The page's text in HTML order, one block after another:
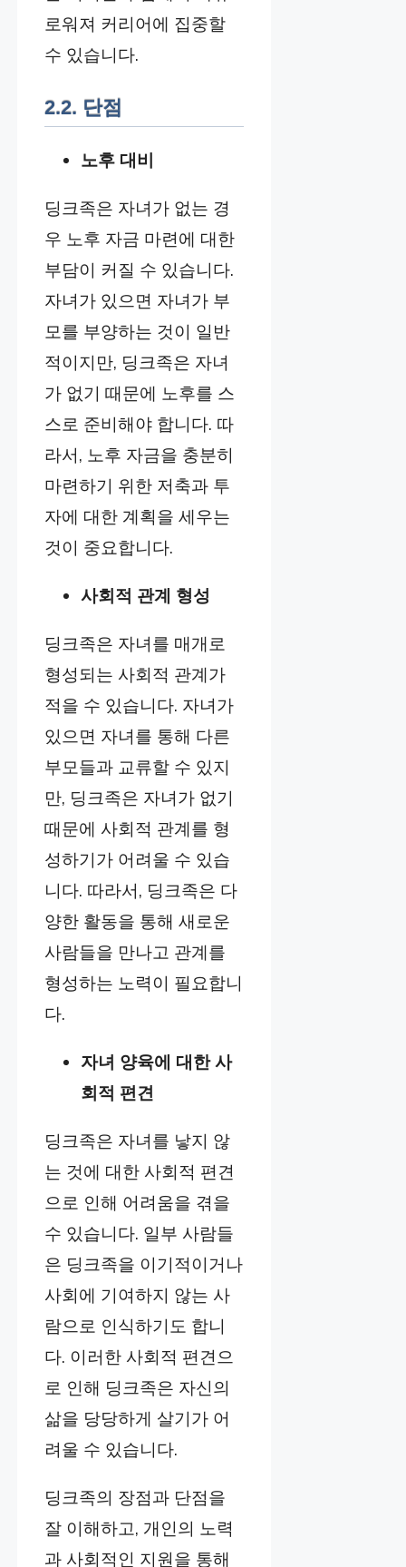
로워져 커리어에 집중할
수 있습니다.
2.2. 단점
노후 대비
딩크족은 자녀가 없는 경
우 노후 자금 마련에 대한
부담이 커질 수 있습니다.
자녀가 있으면 자녀가 부
모를 부양하는 것이 일반
적이지만, 딩크족은 자녀
가 없기 때문에 노후를 스
스로 준비해야 합니다. 따
라서, 노후 자금을 충분히
마련하기 위한 저축과 투
자에 대한 계획을 세우는
것이 중요합니다.
사회적 관계 형성
딩크족은 자녀를 매개로
형성되는 사회적 관계가
적을 수 있습니다. 자녀가
있으면 자녀를 통해 다른
부모들과 교류할 수 있지
만, 딩크족은 자녀가 없기
때문에 사회적 관계를 형
성하기가 어려울 수 있습
니다. 따라서, 딩크족은 다
양한 활동을 통해 새로운
사람들을 만나고 관계를
형성하는 노력이 필요합니
다.
자녀 양육에 대한 사
회적 편견
딩크족은 자녀를 낳지 않
는 것에 대한 사회적 편견
으로 인해 어려움을 겪을
수 있습니다. 일부 사람들
은 딩크족을 이기적이거나
사회에 기여하지 않는 사
람으로 인식하기도 합니
다. 이러한 사회적 편견으
로 인해 딩크족은 자신의
삶을 당당하게 살기가 어
려울 수 있습니다.
딩크족의 장점과 단점을
잘 이해하고, 개인의 노력
과 사회적인 지원을 통해